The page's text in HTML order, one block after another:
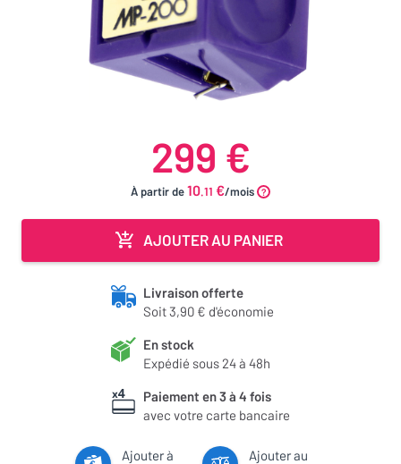
299 €
À partir de10.11 €/mois
AJOUTER AU PANIER
Livraison offerte
Soit 3,90 € d'économie
En stock
Expédié sous 24 à 48h
Paiement en 3 à 4 fois
avec votre carte bancaire
Ajouter à
Ajouter au